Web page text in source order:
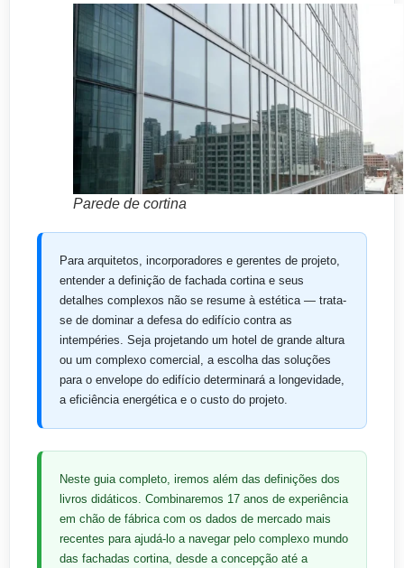
Parede de cortina
Para arquitetos, incorporadores e gerentes de projeto,
entender a definição de fachada cortina e seus
detalhes complexos não se resume à estética — trata-
se de dominar a defesa do edifício contra as
intempéries. Seja projetando um hotel de grande altura
ou um complexo comercial, a escolha das soluções
para o envelope do edifício determinará a longevidade,
a eficiência energética e o custo do projeto.
Neste guia completo, iremos além das definições dos
livros didáticos. Combinaremos 17 anos de experiência
em chão de fábrica com os dados de mercado mais
recentes para ajudá-lo a navegar pelo complexo mundo
das fachadas cortina, desde a concepção até a